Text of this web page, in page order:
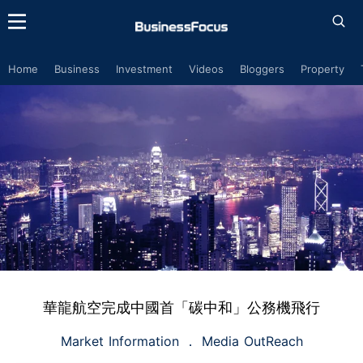
Home Business Investment Videos Bloggers Property
華龍航空完成中國首「碳中和」公務機飛行
Market Information Media OutReach